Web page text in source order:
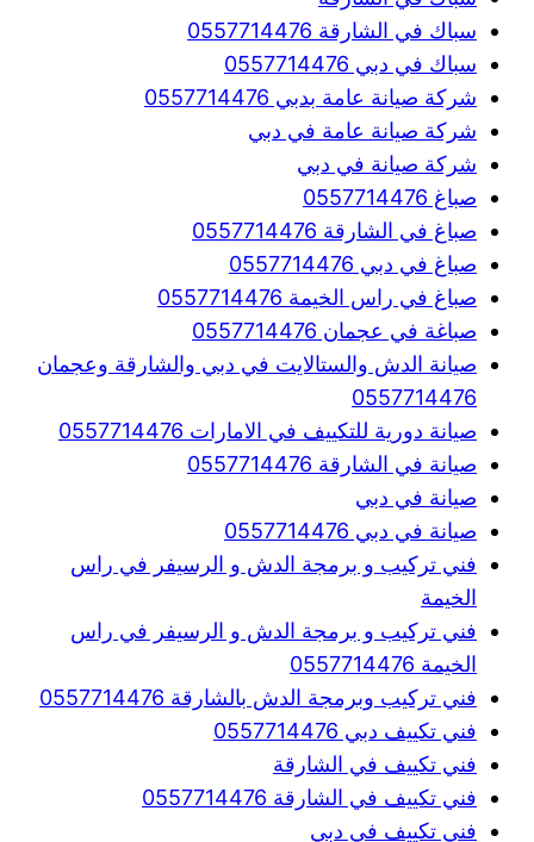
سباك في الشارقة 0557714476
سباك في دبي 0557714476
شركة صيانة عامة بدبي 0557714476
شركة صيانة عامة في دبي
شركة صيانة في دبي
صباغ 0557714476
صباغ في الشارقة 0557714476
صباغ في دبي 0557714476
صباغ في راس الخيمة 0557714476
صباغة في عجمان 0557714476
صيانة الدش والستالايت في دبي والشارقة وعجمان
0557714476
صيانة دورية للتكييف في الامارات 0557714476
صيانة في الشارقة 0557714476
صيانة في دبي
صيانة في دبي 0557714476
فني تركيب و برمجة الدش و الرسيفر في راس
الخيمة
فني تركيب و برمجة الدش و الرسيفر في راس
الخيمة 0557714476
فني تركيب وبرمجة الدش بالشارقة 0557714476
فني تكييف دبي 0557714476
فني تكييف في الشارقة
فني تكييف في الشارقة 0557714476
فني تكييف في دبي